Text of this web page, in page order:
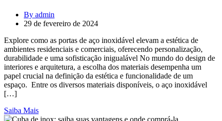
By admin
29 de fevereiro de 2024
Explore como as portas de aço inoxidável elevam a estética de
ambientes residenciais e comerciais, oferecendo personalização,
durabilidade e uma sofisticação inigualável No mundo do design de
interiores e arquitetura, a escolha dos materiais desempenha um
papel crucial na definição da estética e funcionalidade de um
espaço. Entre os diversos materiais disponíveis, o aço inoxidável
[…]
Saiba Mais